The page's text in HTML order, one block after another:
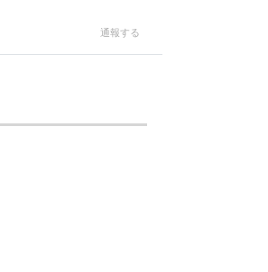
通報する